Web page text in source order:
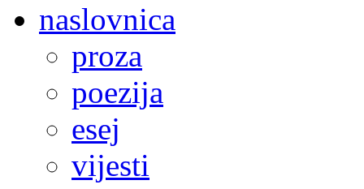
naslovnica
proza
poezija
esej
vijesti